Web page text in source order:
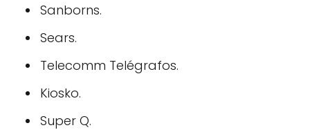
Sanborns.
Sears.
Telecomm Telégrafos.
Kiosko.
Super Q.